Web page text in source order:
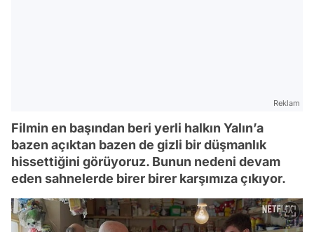
Reklam
Filmin en başından beri yerli halkın Yalın’a
bazen açıktan bazen de gizli bir düşmanlık
hissettiğini görüyoruz. Bunun nedeni devam
eden sahnelerde birer birer karşımıza çıkıyor.